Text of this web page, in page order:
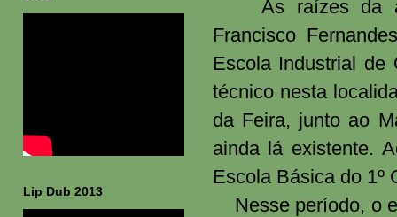
As raízes da
Francisco
Escola Industrial de
técnico nesta
da Feira, junto ao
ainda lá existente.
Escola Básica do 1º
Nesse período, o
Lip Dub 2013